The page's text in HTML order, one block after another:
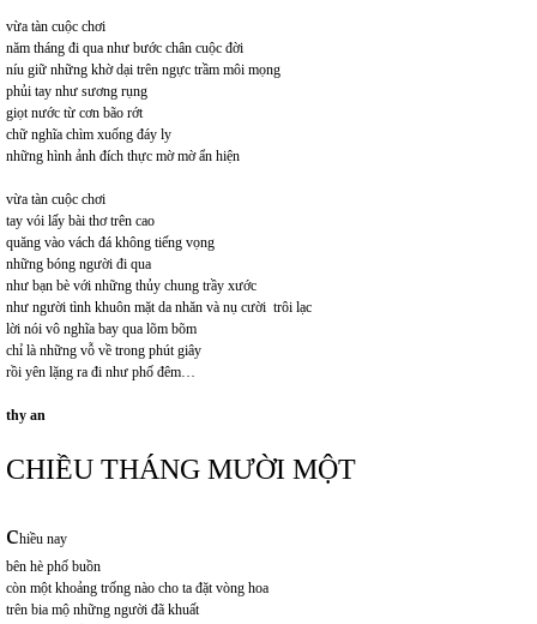
vừa tàn cuộc chơi
năm tháng đi qua như bước chân cuộc đời
níu giữ những khờ dại trên ngực trầm môi mọng
phủi tay như sương rụng
giọt nước từ cơn bão rớt
chữ nghĩa chìm xuống đáy ly
những hình ảnh đích thực mờ mờ ẩn hiện
vừa tàn cuộc chơi
tay vói lấy bài thơ trên cao
quăng vào vách đá không tiếng vọng
những bóng người đi qua
như bạn bè với những thủy chung trầy xước
như người tình khuôn mặt da nhăn và nụ cười trôi lạc
lời nói vô nghĩa bay qua lõm bõm
chỉ là những vỗ về trong phút giây
rồi yên lặng ra đi như phố đêm…
thy an
CHIỀU THÁNG MƯỜI MỘT
chiều nay
bên hè phố buồn
còn một khoảng trống nào cho ta đặt vòng hoa
trên bia mộ những người đã khuất